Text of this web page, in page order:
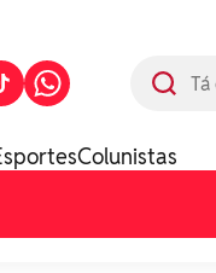
Colunistas